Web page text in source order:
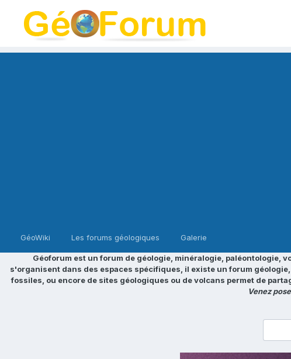
GéoWiki Les forums géologiques Galerie
Géoforum est un forum de géologie, minéralogie, paléontologie,
s'organisent dans des espaces spécifiques, il existe un forum
fossiles, ou encore de sites géologiques ou de volcans permet de
Venez